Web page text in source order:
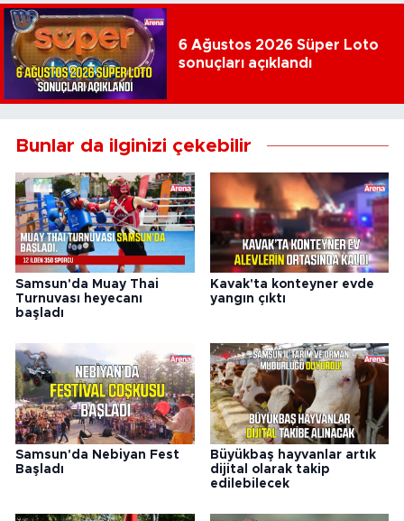
6 Ağustos 2026 Süper Loto
sonuçları açıklandı
Bunlar da ilginizi çekebilir
Samsun'da Muay Thai
Turnuvası heyecanı
başladı
Kavak'ta konteyner evde
yangın çıktı
Samsun'da Nebiyan Fest
Başladı
Büyükbaş hayvanlar artık
dijital olarak takip
edilebilecek